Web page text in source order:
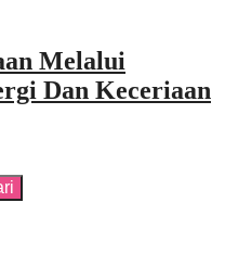
Melalui
Dan Keceriaan